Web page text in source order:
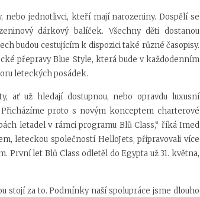
jednotlivci, kteří mají narozeniny. Dospělí se
dárkový balíček. Všechny děti dostanou
budou cestujícím k dispozici také různé časopisy.
přepravy Blue Style, která bude v každodenním
leteckých posádek.
ať už hledají dostupnou, nebo opravdu luxusní
proto s novým konceptem charterové
letadel v rámci programu Blů Class,“ říká Imed
leteckou společností HelloJets, připravovali více
První let Blů Class odletěl do Egypta už 31. května,
stojí za to. Podmínky naší spolupráce jsme dlouho